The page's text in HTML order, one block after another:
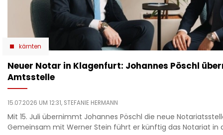
kärnten
Neuer Notar in Klagenfurt: Johannes Pöschl
Amtsstelle
15.07.2026 UM 12:31, STEFANIE HERMANN
Mit 15. Juli übernimmt Johannes Pöschl die neue
Gemeinsam mit Werner Stein führt er künftig das Notariat in